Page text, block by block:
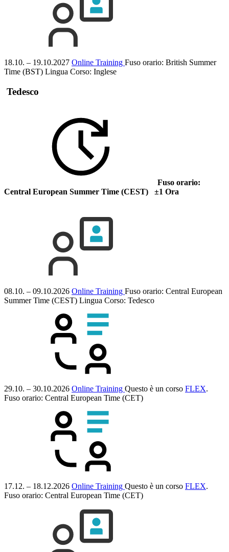
18.10. – 19.10.2027 Online Training Fuso orario: British Summer
Time (BST) Lingua Corso: Inglese
Tedesco
Fuso orario:
Central European Summer Time (CEST) ±1 Ora
08.10. – 09.10.2026 Online Training Fuso orario: Central European
Summer Time (CEST) Lingua Corso: Tedesco
29.10. – 30.10.2026 Online Training Questo è un corso FLEX.
Fuso orario: Central European Time (CET)
17.12. – 18.12.2026 Online Training Questo è un corso FLEX.
Fuso orario: Central European Time (CET)